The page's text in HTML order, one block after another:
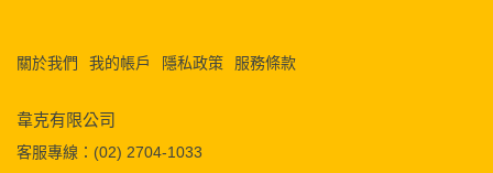
關於我們 我的帳戶 隱私政策 服務條款
韋克有限公司
客服專線：(02) 2704-1033